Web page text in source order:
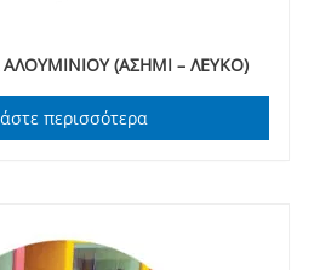
(ΑΣΗΜΙ – ΛΕΥΚΟ)
περισσότερα